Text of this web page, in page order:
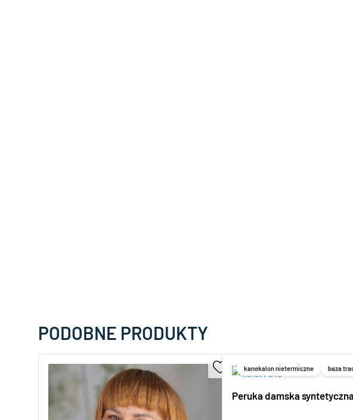
PODOBNE PRODUKTY
kanekalon nietermiczne baza
Peruka damska